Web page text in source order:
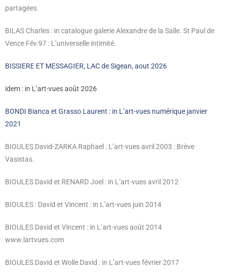
partagées.
BILAS Charles : in catalogue galerie Alexandre de la Salle. St Paul de
Vence Fév.97 : L’universelle intimité.
BISSIERE ET MESSAGIER, LAC de Sigean, aout 2026
idem : in L’art-vues août 2026
BONDI Bianca et Grasso Laurent : in L’art-vues numérique janvier
2021
BIOULES David-ZARKA Raphael : L’art-vues avril 2003 : Brève
Vasistas.
BIOULES David et RENARD Joel : in L’art-vues avril 2012
BIOULES : David et Vincent : in L’art-vues juin 2014
BIOULES David et Vincent : in L’art-vues août 2014
www.lartvues.com
BIOULES David et Wolle David : in L’art-vues février 2017